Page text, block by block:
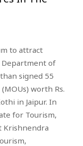
to attract
of
signed 55
worth Rs.
in Jaipur. In
for Tourism,
Krishnendra